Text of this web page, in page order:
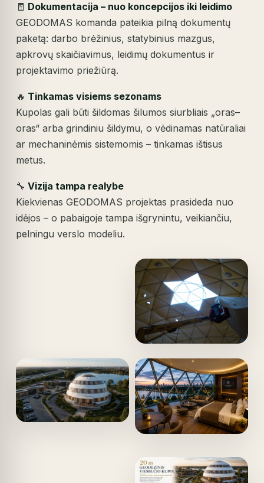
🧾 Dokumentacija – nuo koncepcijos iki leidimo
GEODOMAS komanda pateikia pilną dokumentų
paketą: darbo brėžinius, statybinius mazgus,
apkrovų skaičiavimus, leidimų dokumentus ir
projektavimo priežiūrą.
🔥 Tinkamas visiems sezonams
Kupolas gali būti šildomas šilumos siurbliais „oras–
oras“ arba grindiniu šildymu, o vėdinamas natūraliai
ar mechaninėmis sistemomis – tinkamas ištisus
metus.
🔧 Vizija tampa realybe
Kiekvienas GEODOMAS projektas prasideda nuo
idėjos – o pabaigoje tampa išgrynintu, veikiančiu,
pelningu verslo modeliu.